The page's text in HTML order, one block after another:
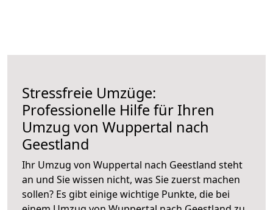
Stressfreie Umzüge:
Professionelle Hilfe für Ihren
Umzug von Wuppertal nach
Geestland
Ihr Umzug von Wuppertal nach Geestland steht
an und Sie wissen nicht, was Sie zuerst machen
sollen? Es gibt einige wichtige Punkte, die bei